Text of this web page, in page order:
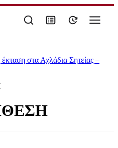
στα Αχλάδια Σητείας –